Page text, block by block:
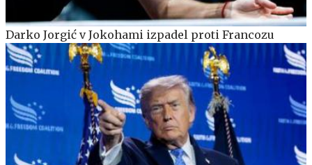
Darko Jorgić v Jokohami izpadel proti Francozu